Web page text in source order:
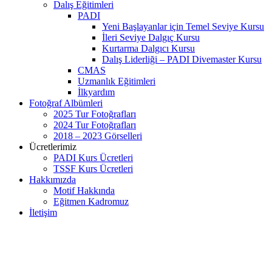
Dalış Eğitimleri
PADI
Yeni Başlayanlar için Temel Seviye Kursu
İleri Seviye Dalgıç Kursu
Kurtarma Dalgıcı Kursu
Dalış Liderliği – PADI Divemaster Kursu
CMAS
Uzmanlık Eğitimleri
İlkyardım
Fotoğraf Albümleri
2025 Tur Fotoğrafları
2024 Tur Fotoğrafları
2018 – 2023 Görselleri
Ücretlerimiz
PADI Kurs Ücretleri
TSSF Kurs Ücretleri
Hakkımızda
Motif Hakkında
Eğitmen Kadromuz
İletişim